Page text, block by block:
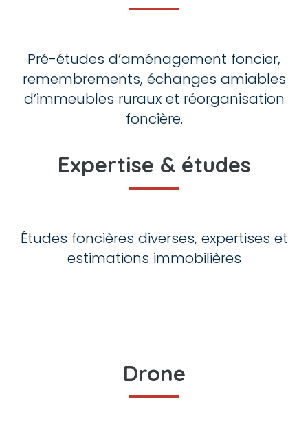
Pré-études d’aménagement foncier,
remembrements, échanges amiables
d’immeubles ruraux et réorganisation
foncière.
Expertise & études
Études foncières diverses, expertises et
estimations immobilières
Drone